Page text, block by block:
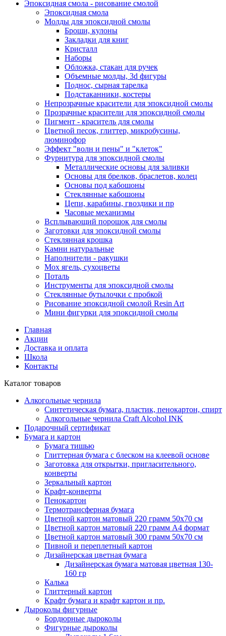
Эпоксидная смола - рисование смолой
Эпоксидная смола
Молды для эпоксидной смолы
Броши, кулоны
Закладки для книг
Кристалл
Наборы
Обложка, стакан для ручек
Объемные молды, 3d фигуры
Поднос, сырная тарелка
Подстаканники, костеры
Непрозрачные красители для эпоксидной смолы
Прозрачные красители для эпоксидной смолы
Пигмент - краситель для смолы
Цветной песок, глиттер, микробусины,
люминофор
Эффект "волн и пены" и "клеток"
Фурнитура для эпоксидной смолы
Металлические основы для заливки
Основы для брелков, браслетов, колец
Основы под кабошоны
Стеклянные кабошоны
Цепи, карабины, гвоздики и пр
Часовые механизмы
Всплывающий порошок для смолы
Заготовки для эпоксидной смолы
Стеклянная крошка
Камни натуральные
Наполнители - ракушки
Мох ягель, сухоцветы
Поталь
Инструменты для эпоксидной смолы
Стеклянные бутылочки с пробкой
Рисование эпоксидной смолой Resin Art
Мини фигурки для эпоксидной смолы
Главная
Акции
Доставка и оплата
Школа
Контакты
Каталог товаров
Алкогольные чернила
Синтетическая бумага, пластик, пенокартон, спирт
Алкогольные чернила Craft Alcohol INK
Подарочный сертификат
Бумага и картон
Бумага тишью
Глиттерная бумага с блеском на клеевой основе
Заготовка для открытки, пригласительного,
конверты
Зеркальный картон
Крафт-конверты
Пенокартон
Термотрансферная бумага
Цветной картон матовый 220 грамм 50х70 см
Цветной картон матовый 220 грамм A4 формат
Цветной картон матовый 300 грамм 50х70 см
Пивной и переплетный картон
Дизайнерская цветная бумага
Дизайнерская бумага матовая цветная 130-
160 гр
Калька
Глиттерный картон
Крафт бумага и крафт картон и пр.
Дыроколы фигурные
Бордюрные дыроколы
Фигурные дыроколы